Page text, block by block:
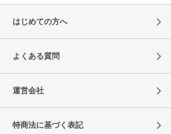
はじめての方へ
よくある質問
運営会社
特商法に基づく表記